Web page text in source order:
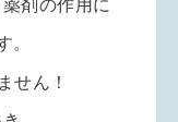
剤の作用に
。
せん！